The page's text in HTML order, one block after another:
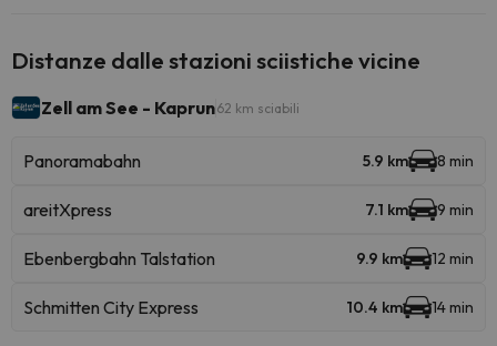
Distanze dalle stazioni sciistiche vicine
Zell am See - Kaprun62 km sciabili
Panoramabahn 5.9 km 8 min
areitXpress 7.1 km 9 min
Ebenbergbahn Talstation 9.9 km 12 min
Schmitten City Express 10.4 km 14 min